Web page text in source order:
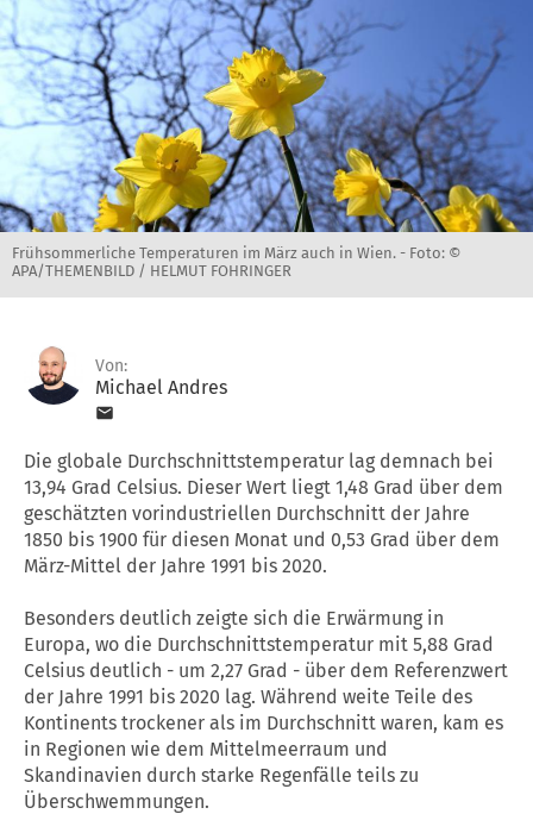
Frühsommerliche Temperaturen im März auch in Wien. - Foto: ©
APA/THEMENBILD / HELMUT FOHRINGER
Von:
Michael Andres
Die globale Durchschnittstemperatur lag demnach bei
13,94 Grad Celsius. Dieser Wert liegt 1,48 Grad über dem
geschätzten vorindustriellen Durchschnitt der Jahre
1850 bis 1900 für diesen Monat und 0,53 Grad über dem
März-Mittel der Jahre 1991 bis 2020.
Besonders deutlich zeigte sich die Erwärmung in
Europa, wo die Durchschnittstemperatur mit 5,88 Grad
Celsius deutlich - um 2,27 Grad - über dem Referenzwert
der Jahre 1991 bis 2020 lag. Während weite Teile des
Kontinents trockener als im Durchschnitt waren, kam es
in Regionen wie dem Mittelmeerraum und
Skandinavien durch starke Regenfälle teils zu
Überschwemmungen.